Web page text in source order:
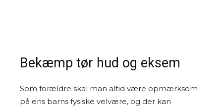
Bekæmp tør hud og eksem
Som forældre skal man altid være opmærksom
på ens barns fysiske velvære, og der kan